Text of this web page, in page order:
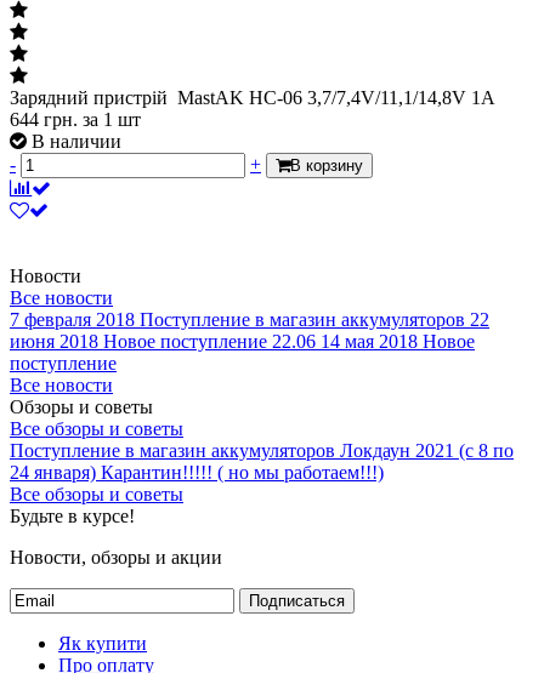
Зарядний пристрій MastAK HC-06 3,7/7,4V/11,1/14,8V 1A
644 грн. за 1 шт
В наличии
-
+ В корзину
Новости
Все новости
7 февраля 2018 Поступление в магазин аккумуляторов 22
июня 2018 Новое поступление 22.06 14 мая 2018 Новое
поступление
Все новости
Обзоры и советы
Все обзоры и советы
Поступление в магазин аккумуляторов Локдаун 2021 (с 8 по
24 января) Карантин!!!!! ( но мы работаем!!!)
Все обзоры и советы
Будьте в курсе!
Новости, обзоры и акции
Подписаться
Як купити
Про оплату